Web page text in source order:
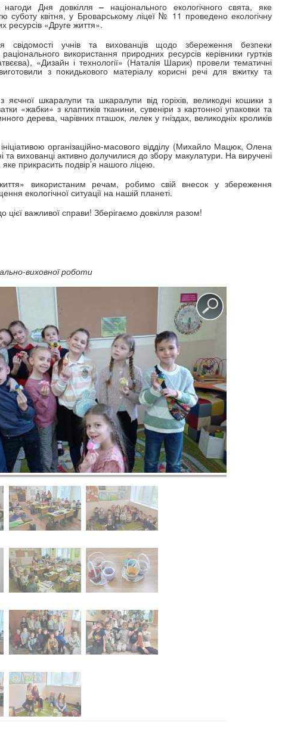
нагоди Дня довкілля – національного екологічного свята, яке
суботу квітня, у Броварському ліцеї № 11 проведено екологічну
ресурсів «Друге життя».
учнів та вихованців щодо збереження безпеки
використання природних ресурсів керівники гуртків
«Дизайн і технології» (Наталія Шарик) провели тематичні
з покидькового матеріалу корисні речі для вжитку та
яєчної шкаралупи та шкаралупи від горіхів, великодні кошики з
«жабки» з клаптиків тканини, сувеніри з картонної упаковки та
дерева, чарівних пташок, лелек у гніздах, великодніх кроликів
ініціативою організаційно-масового відділу (Михайло Мацюк, Олена
та вихованці активно долучилися до збору макулатури. На виручені
прикрасить подвір’я нашого ліцею.
використаним речам, робимо свій внесок у збереження
екологічної ситуації на нашій планеті.
цієї важливої справи! Зберігаємо довкілля разом!
виховної роботи